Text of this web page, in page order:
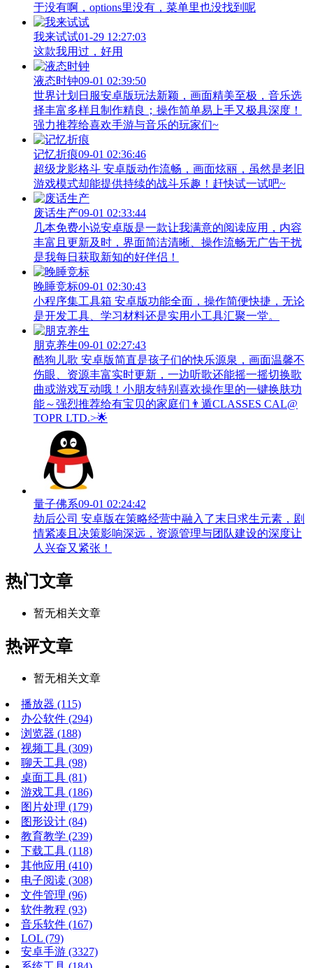
于没有啊，options里没有，菜单里也没找到呢
我来试试01-29 12:27:03
这款我用过，好用
液态时钟09-01 02:39:50
世界计划日服安卓版玩法新颖，画面精美至极，音乐选
择丰富多样且制作精良；操作简单易上手又极具深度！
强力推荐给喜欢手游与音乐的玩家们~
记忆折痕09-01 02:36:46
超级龙影格斗 安卓版动作流畅，画面炫丽，虽然是老旧
游戏模式却能提供持续的战斗乐趣！赶快试一试吧~
废话生产09-01 02:33:44
几本免费小说安卓版是一款让我满意的阅读应用，内容
丰富且更新及时，界面简洁清晰、操作流畅无广告干扰
是我每日获取新知的好伴侣！
晚睡竞标09-01 02:30:43
小程序集工具箱 安卓版功能全面，操作简便快捷，无论
是开发工具、学习材料还是实用小工具汇聚一堂。
朋克养生09-01 02:27:43
酷狗儿歌 安卓版简直是孩子们的快乐源泉，画面温馨不
伤眼、资源丰富实时更新，一边听歌还能摇一摇切换歌
曲或游戏互动哦！小朋友特别喜欢操作里的一键换肤功
能～强烈推荐给有宝贝的家庭们👨‍遁️CLASSES CAL@
TOPR LTD.>🌟
量子佛系09-01 02:24:42
劫后公司 安卓版在策略经营中融入了末日求生元素，剧
情紧凑且决策影响深远，资源管理与团队建设的深度让
人兴奋又紧张！
热门文章
暂无相关文章
热评文章
暂无相关文章
播放器 (115)
办公软件 (294)
浏览器 (188)
视频工具 (309)
聊天工具 (98)
桌面工具 (81)
游戏工具 (186)
图片处理 (179)
图形设计 (84)
教育教学 (239)
下载工具 (118)
其他应用 (410)
电子阅读 (308)
文件管理 (96)
软件教程 (93)
音乐软件 (167)
LOL (79)
安卓手游 (3327)